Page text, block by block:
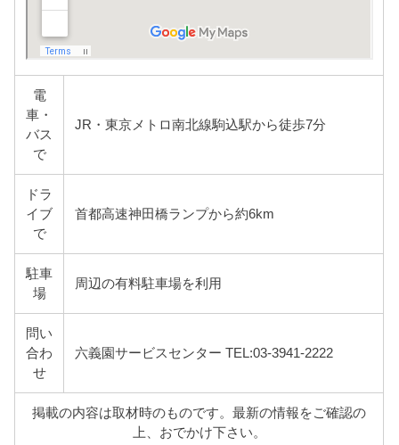
電
車・
バス
で
JR・東京メトロ南北線駒込駅から徒歩7分
ドラ
イブ
で
首都高速神田橋ランプから約6km
駐車
場
周辺の有料駐車場を利用
問い
合わ
せ
六義園サービスセンター TEL:03-3941-2222
掲載の内容は取材時のものです。最新の情報をご確認の
上、おでかけ下さい。